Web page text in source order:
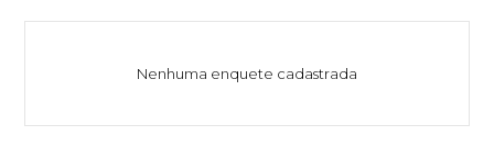
Nenhuma enquete cadastrada